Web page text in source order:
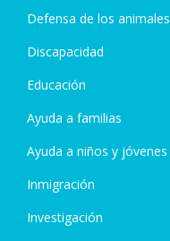
Defensa de los animales
Discapacidad
Educación
Ayuda a familias
Ayuda a niños y jóvenes
Inmigración
Investigación